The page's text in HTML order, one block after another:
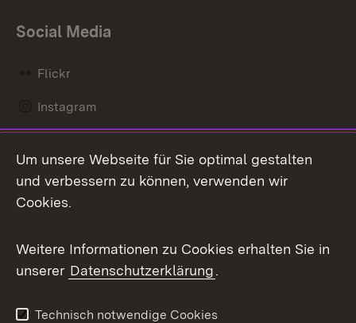
Social Media
Flickr
Instagram
Mastodon
Messenger
Social Wall
X / Twitter
Youtube
Um unsere Webseite für Sie optimal gestalten
und verbessern zu können, verwenden wir
Cookies.
Weitere Informationen zu Cookies erhalten Sie in
unserer Datenschutzerklärung.
Technisch notwendige Cookies